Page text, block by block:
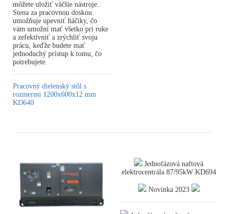
môžete uložiť väčšie nástroje.
Stena za pracovnou doskou
umožňuje upevniť háčiky, čo
vám umožní mať všetko pri ruke
a zefektívniť a zrýchliť svoju
prácu, keďže budete mať
jednoduchý prístup k tomu, čo
potrebujete.
Pracovný dielenský stôl s
rozmermi 1200x600x12 mm
KD640
Jednofázová naftová
elektrocentrála 87/95kW KD694
Novinka 2023